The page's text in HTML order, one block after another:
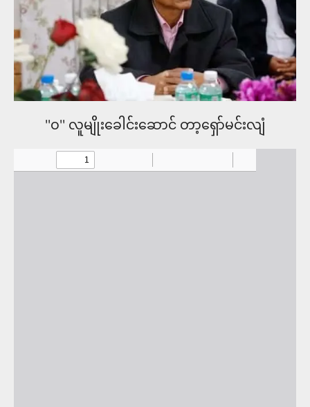
''၀'' လူမျိုးခေါင်းဆောင် တာ့​ရှော်မင်းလျံ